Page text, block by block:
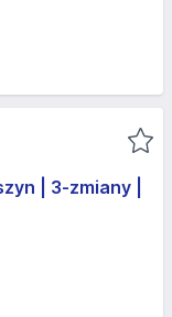
| 3-zmiany |